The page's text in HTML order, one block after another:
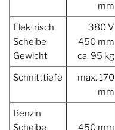
mm
Elektrisch
Scheibe
Gewicht
380 V
450 mm
ca. 95 kg
Schnitttiefe
max. 170
mm
Benzin
Scheibe
450 mm